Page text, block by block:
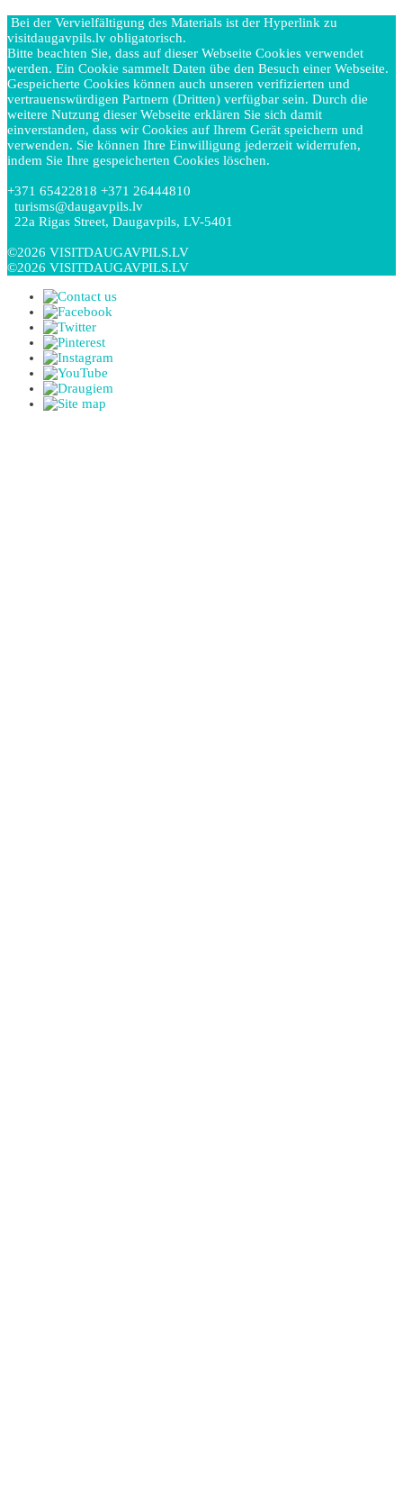
Bei der Vervielfältigung des Materials ist der Hyperlink zu
visitdaugavpils.lv obligatorisch.
Bitte beachten Sie, dass auf dieser Webseite Cookies verwendet
werden. Ein Cookie sammelt Daten übe den Besuch einer Webseite.
Gespeicherte Cookies können auch unseren verifizierten und
vertrauenswürdigen Partnern (Dritten) verfügbar sein. Durch die
weitere Nutzung dieser Webseite erklären Sie sich damit
einverstanden, dass wir Cookies auf Ihrem Gerät speichern und
verwenden. Sie können Ihre Einwilligung jederzeit widerrufen,
indem Sie Ihre gespeicherten Cookies löschen.
+371 65422818 +371 26444810
turisms@daugavpils.lv
22a Rigas Street, Daugavpils, LV-5401
©2026 VISITDAUGAVPILS.LV
©2026 VISITDAUGAVPILS.LV